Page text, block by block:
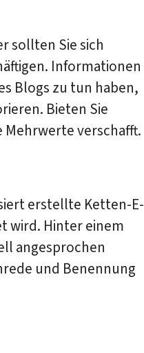
sollten Sie sich
Informationen
Blogs zu tun haben,
Bieten Sie
Mehrwerte verschafft.
erstellte Ketten-E-
wird. Hinter einem
angesprochen
und Benennung